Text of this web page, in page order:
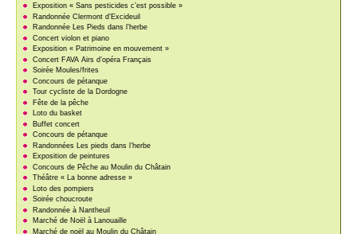
Exposition « Sans pesticides c’est possible »
Randonnée Clermont d’Excideuil
Randonnée Les Pieds dans l’herbe
Concert violon et piano
Exposition « Patrimoine en mouvement »
Concert FAVA Airs d’opéra Français
Soirée Moules/frites
Concours de pétanque
Tour cycliste de la Dordogne
Fête de la pêche
Loto du basket
Buffet concert
Concours de pétanque
Randonnées Les pieds dans l’herbe
Exposition de peintures
Concours de Pêche au Moulin du Châtain
Théâtre « La bonne adresse »
Loto des pompiers
Soirée choucroute
Randonnée à Nantheuil
Marché de Noël à Lanouaille
Marché de noël au Moulin du Châtain